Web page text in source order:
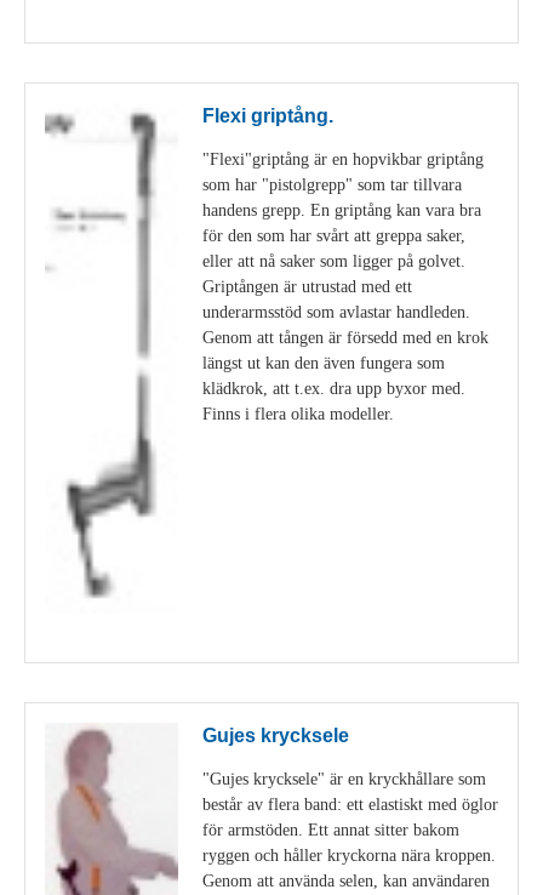
Flexi griptång.
"Flexi"griptång är en hopvikbar griptång
som har "pistolgrepp" som tar tillvara
handens grepp. En griptång kan vara bra
för den som har svårt att greppa saker,
eller att nå saker som ligger på golvet.
Griptången är utrustad med ett
underarmsstöd som avlastar handleden.
Genom att tången är försedd med en krok
längst ut kan den även fungera som
klädkrok, att t.ex. dra upp byxor med.
Finns i flera olika modeller.
Gujes krycksele
"Gujes krycksele" är en kryckhållare som
består av flera band: ett elastiskt med öglor
för armstöden. Ett annat sitter bakom
ryggen och håller kryckorna nära kroppen.
Genom att använda selen, kan användaren